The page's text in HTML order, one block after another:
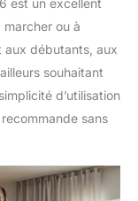
est un excellent
ou à
aux débutants, aux
souhaitant
d’utilisation
sans